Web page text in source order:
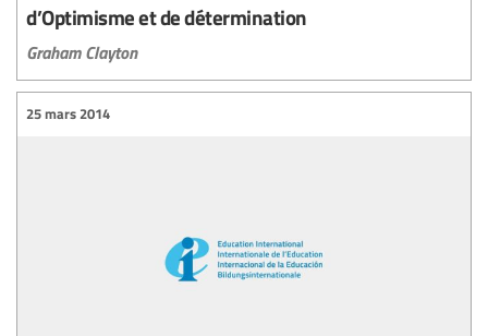
d’Optimisme et de détermination
Graham Clayton
25 mars 2014